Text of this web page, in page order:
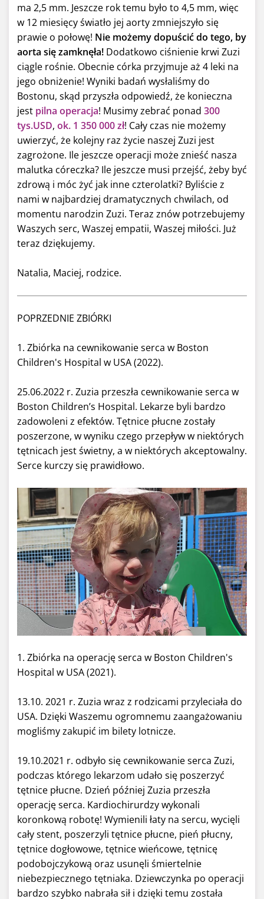
ma 2,5 mm. Jeszcze rok temu było to 4,5 mm, więc
w 12 miesięcy światło jej aorty zmniejszyło się
prawie o połowę! Nie możemy dopuścić do tego, by
aorta się zamknęła! Dodatkowo ciśnienie krwi Zuzi
ciągle rośnie. Obecnie córka przyjmuje aż 4 leki na
jego obniżenie! Wyniki badań wysłaliśmy do
Bostonu, skąd przyszła odpowiedź, że konieczna
jest pilna operacja! Musimy zebrać ponad 300
tys.USD, ok. 1 350 000 zł! Cały czas nie możemy
uwierzyć, że kolejny raz życie naszej Zuzi jest
zagrożone. Ile jeszcze operacji może znieść nasza
malutka córeczka? Ile jeszcze musi przejść, żeby być
zdrową i móc żyć jak inne czterolatki? Byliście z
nami w najbardziej dramatycznych chwilach, od
momentu narodzin Zuzi. Teraz znów potrzebujemy
Waszych serc, Waszej empatii, Waszej miłości. Już
teraz dziękujemy.
Natalia, Maciej, rodzice.
POPRZEDNIE ZBIÓRKI
1. Zbiórka na cewnikowanie serca w Boston
Children's Hospital w USA (2022).
25.06.2022 r. Zuzia przeszła cewnikowanie serca w
Boston Children’s Hospital. Lekarze byli bardzo
zadowoleni z efektów. Tętnice płucne zostały
poszerzone, w wyniku czego przepływ w niektórych
tętnicach jest świetny, a w niektórych akceptowalny.
Serce kurczy się prawidłowo.
1. Zbiórka na operację serca w Boston Children's
Hospital w USA (2021).
13.10. 2021 r. Zuzia wraz z rodzicami przyleciała do
USA. Dzięki Waszemu ogromnemu zaangażowaniu
mogliśmy zakupić im bilety lotnicze.
19.10.2021 r. odbyło się cewnikowanie serca Zuzi,
podczas którego lekarzom udało się poszerzyć
tętnice płucne. Dzień później Zuzia przeszła
operację serca. Kardiochirurdzy wykonali
koronkową robotę! Wymienili łaty na sercu, wycięli
cały stent, poszerzyli tętnice płucne, pień płucny,
tętnice dogłowowe, tętnice wieńcowe, tętnicę
podobojczykową oraz usunęli śmiertelnie
niebezpiecznego tętniaka. Dziewczynka po operacji
bardzo szybko nabrała sił i dzięki temu została